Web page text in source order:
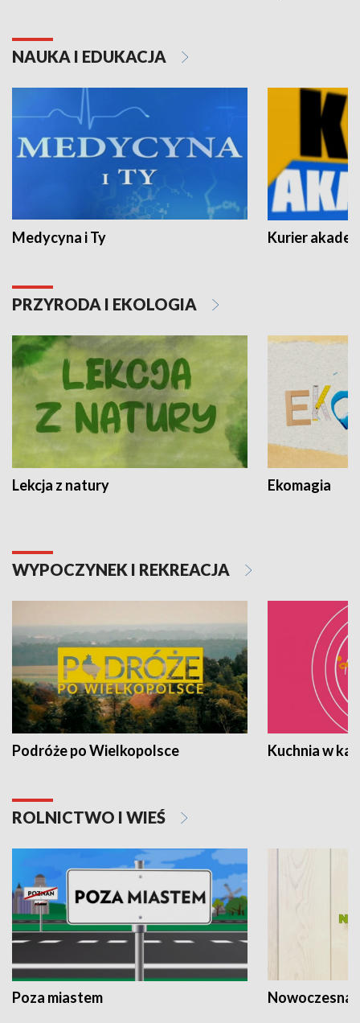
NAUKA I EDUKACJA
Medycyna i Ty Kurier
PRZYRODA I EKOLOGIA
Lekcja z natury Ekomagia
WYPOCZYNEK I REKREACJA
Podróże po Wielkopolsce Kuchnia w
ROLNICTWO I WIEŚ
Poza miastem Nowoczesna